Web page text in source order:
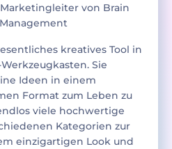
von Brain
kreatives Tool in
Sie
Ideen in einem
Format zum Leben zu
viele hochwertige
Kategorien zur
einzigartigen Look und